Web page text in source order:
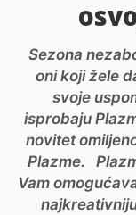
Sezona
oni koji žele
svoje
isprobaju
novitet
Plazme.
Vam